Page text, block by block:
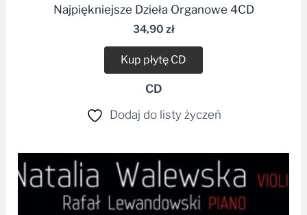
Najpiękniejsze Dzieła Organowe 4CD
34,90 zł
Kup płytę CD
CD
Dodaj do listy życzeń
Zakres
cen:
od
34,99 zł
do